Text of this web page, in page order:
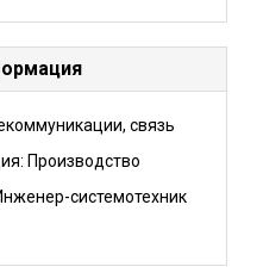
связь
Производство
системотехник